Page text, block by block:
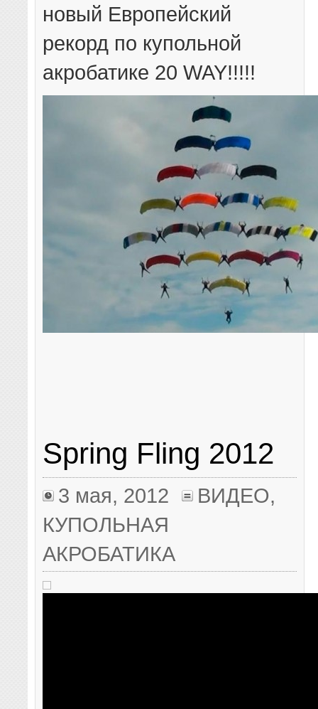
новый Европейский
рекорд по купольной
акробатике 20 WAY!!!!!
Spring Fling 2012
3 мая, 2012 ВИДЕО,
КУПОЛЬНАЯ
АКРОБАТИКА